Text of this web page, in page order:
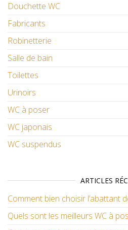
Douchette WC
Fabricants
Robinetterie
Salle de bain
Toilettes
Urinoirs
WC à poser
WC japonais
WC suspendus
ARTICLES
Comment bien choisir l’abattant
Quels sont les meilleurs WC à